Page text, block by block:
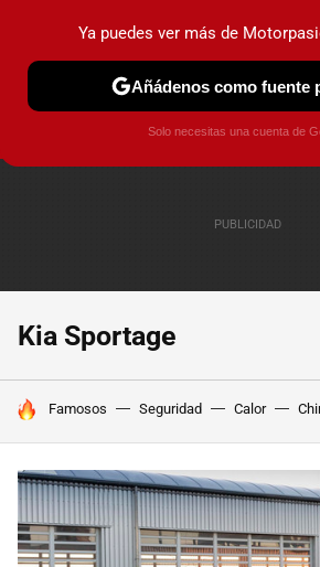
PRUEBAS COCHES ELÉCTRICOS
Kia Sportage
HOY SE HABLA DE
Famosos Seguridad Calor
Ya puedes ver más de
Añádenos como fuente
Solo necesitas una cuenta de